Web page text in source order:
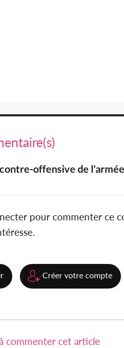
offensive de
pour commenter ce
Créer votre compte
commenter cet article